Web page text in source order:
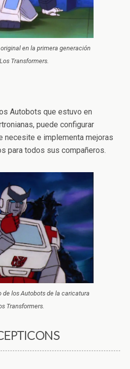
en la primera generación
Transformers.
Autobots que estuvo en
puede configurar
necesite e implementa mejoras
para todos sus compañeros.
de los Autobots de la caricatura
Transformers.